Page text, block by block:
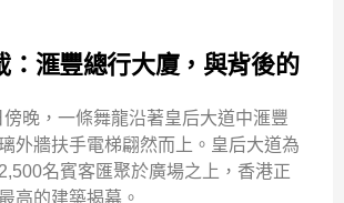
：滙豐總行大廈，與背後的
晚，一條舞龍沿著皇后大道中滙豐
外牆扶手電梯翩然而上。皇后大道為
名賓客匯聚於廣場之上，香港正
高的建築揭幕。